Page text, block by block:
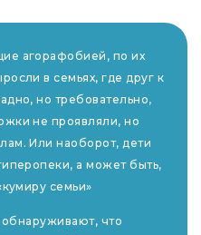
агорафобией, по их
в семьях, где друг к
но требовательно,
не проявляли, но
Или наоборот, дети
а может быть,
семьи»
обнаруживают, что